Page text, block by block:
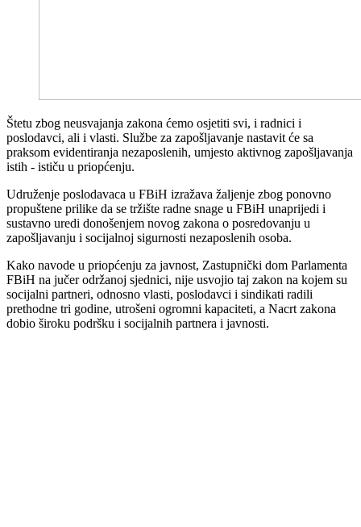
Štetu zbog neusvajanja zakona ćemo osjetiti svi, i radnici i
poslodavci, ali i vlasti. Službe za zapošljavanje nastavit će sa
praksom evidentiranja nezaposlenih, umjesto aktivnog zapošljavanja
istih - ističu u priopćenju.
Udruženje poslodavaca u FBiH izražava žaljenje zbog ponovno
propuštene prilike da se tržište radne snage u FBiH unaprijedi i
sustavno uredi donošenjem novog zakona o posredovanju u
zapošljavanju i socijalnoj sigurnosti nezaposlenih osoba.
Kako navode u priopćenju za javnost, Zastupnički dom Parlamenta
FBiH na jučer održanoj sjednici, nije usvojio taj zakon na kojem su
socijalni partneri, odnosno vlasti, poslodavci i sindikati radili
prethodne tri godine, utrošeni ogromni kapaciteti, a Nacrt zakona
dobio široku podršku i socijalnih partnera i javnosti.